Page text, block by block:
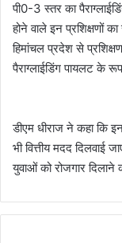
पी0-3 स्तर का
होने वाले इन प्रशिक्षणों
हिमांचल प्रदेश से
पैराग्लाईडिंग पायलट के
डीएम धीराज ने कहा कि
भी वित्तीय मदद दिलवाई
युवाओं को रोजगार दिलाने